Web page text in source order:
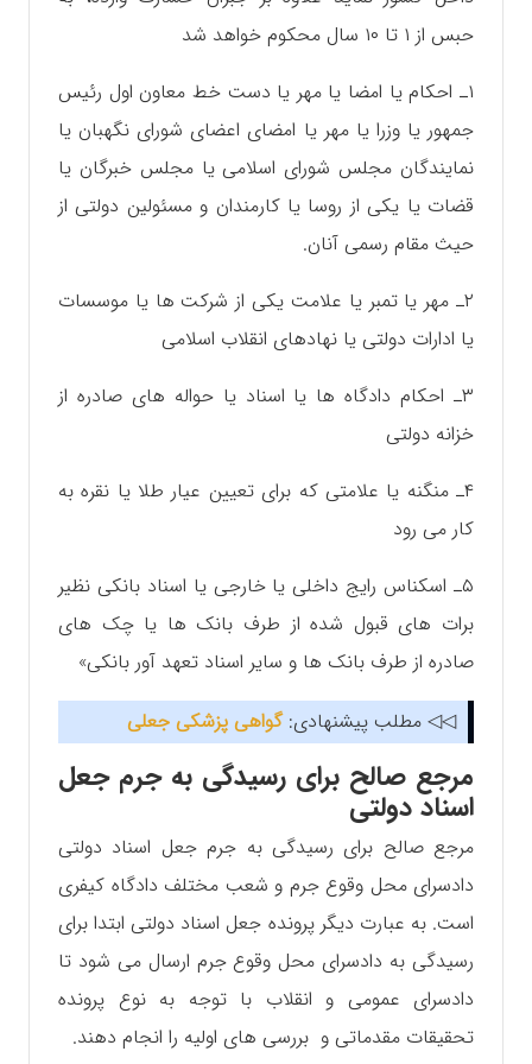
حبس از ۱ تا ۱۰ سال محکوم خواهد شد
۱ـ احکام یا امضا یا مهر یا دست خط معاون اول رئیس
جمهور یا وزرا یا مهر یا امضای اعضای شورای نگهبان یا
نمایندگان مجلس شورای اسلامی یا مجلس خبرگان یا
قضات یا یکی از روسا یا کارمندان و مسئولین دولتی از
حیث مقام رسمی آنان.
۲ـ مهر یا تمبر یا علامت یکی از شرکت ها یا موسسات
یا ادارات دولتی یا نهادهای انقلاب اسلامی
۳ـ احکام دادگاه ها یا اسناد یا حواله های صادره از
خزانه دولتی
۴ـ منگنه یا علامتی که برای تعیین عیار طلا یا نقره به
کار می رود
۵ـ اسکناس رایج داخلی یا خارجی یا اسناد بانکی نظیر
برات های قبول شده از طرف بانک ها یا چک های
صادره از طرف بانک ها و سایر اسناد تعهد آور بانکی»
◁◁ مطلب پیشنهادی:گواهی پزشکی جعلی
مرجع صالح برای رسیدگی به جرم جعل
اسناد دولتی
مرجع صالح برای رسیدگی به جرم جعل اسناد دولتی
دادسرای محل وقوع جرم و شعب مختلف دادگاه کیفری
است. به عبارت دیگر پرونده جعل اسناد دولتی ابتدا برای
رسیدگی به دادسرای محل وقوع جرم ارسال می شود تا
دادسرای عمومی و انقلاب با توجه به نوع پرونده
تحقیقات مقدماتی و بررسی های اولیه را انجام دهند.